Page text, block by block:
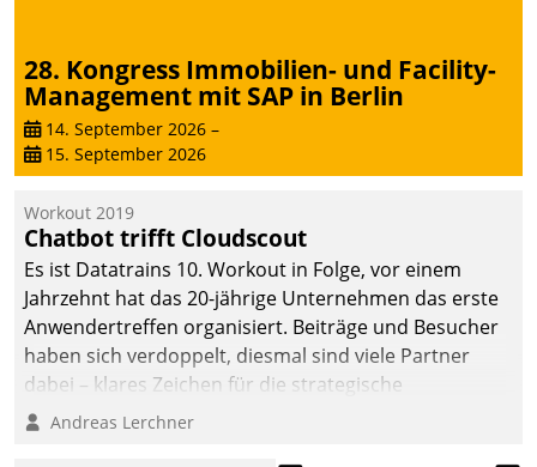
28. Kongress Immobilien- und Facility-
Management mit SAP in Berlin
14. September 2026 –
15. September 2026
Workout 2019
Chatbot trifft Cloudscout
Es ist Datatrains 10. Workout in Folge, vor einem
Jahrzehnt hat das 20-jährige Unternehmen das erste
Anwendertreffen organisiert. Beiträge und Besucher
haben sich verdoppelt, diesmal sind viele Partner
dabei – klares Zeichen für die strategische
Fokussierung auf den Kunden.
Andreas Lerchner